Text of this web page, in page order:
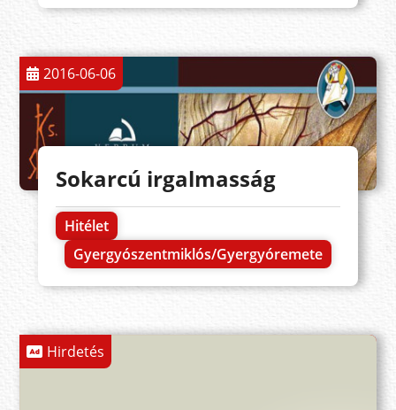
2016-06-06
Sokarcú irgalmasság
Hitélet
Gyergyószentmiklós/Gyergyóremete
Hirdetés